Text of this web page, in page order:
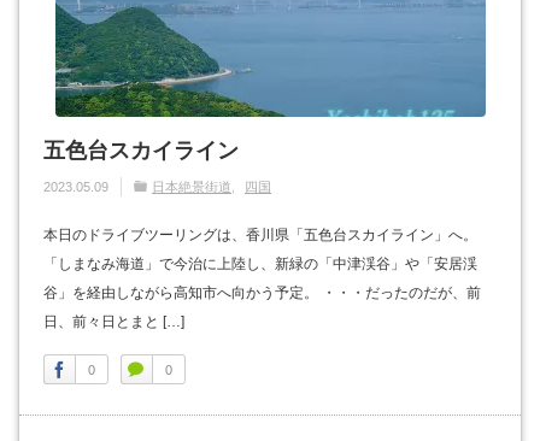
五色台スカイライン
2023.05.09 日本絶景街道 四国
本日のドライブツーリングは、香川県「五色台スカイライン」へ。
「しまなみ海道」で今治に上陸し、新緑の「中津渓谷」や「安居渓
谷」を経由しながら高知市へ向かう予定。 ・・・だったのだが、前
日、前々日とまと […]
0 0